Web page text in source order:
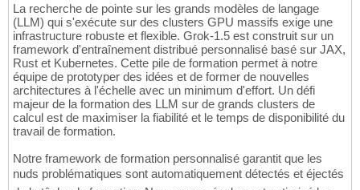
La recherche de pointe sur les grands modèles de langage
(LLM) qui s'exécute sur des clusters GPU massifs exige une
infrastructure robuste et flexible. Grok-1.5 est construit sur un
framework d'entraînement distribué personnalisé basé sur JAX,
Rust et Kubernetes. Cette pile de formation permet à notre
équipe de prototyper des idées et de former de nouvelles
architectures à l'échelle avec un minimum d'effort. Un défi
majeur de la formation des LLM sur de grands clusters de
calcul est de maximiser la fiabilité et le temps de disponibilité du
travail de formation.
Notre framework de formation personnalisé garantit que les
nuds problématiques sont automatiquement détectés et éjectés